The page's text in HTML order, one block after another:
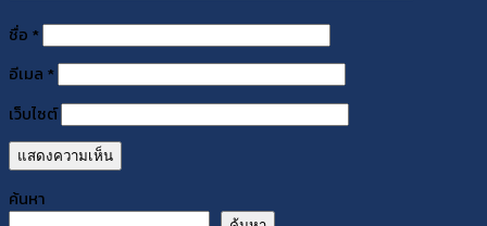
ชื่อ *
อีเมล *
เว็บไซต์
ค้นหา